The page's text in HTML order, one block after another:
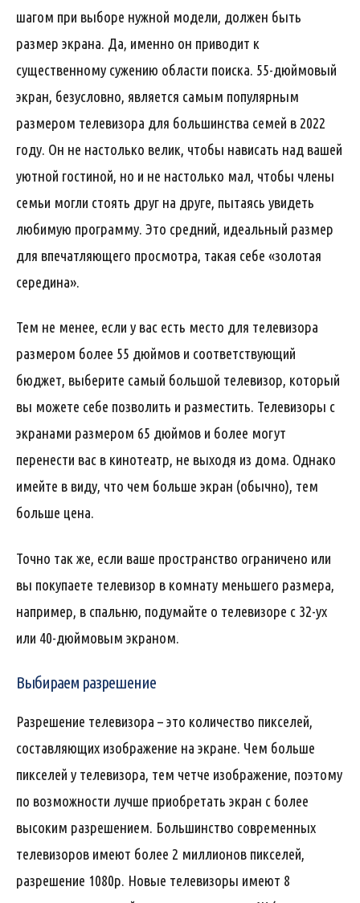
шагом при выборе нужной модели, должен быть
размер экрана. Да, именно он приводит к
существенному сужению области поиска. 55-дюймовый
экран, безусловно, является самым популярным
размером телевизора для большинства семей в 2022
году. Он не настолько велик, чтобы нависать над вашей
уютной гостиной, но и не настолько мал, чтобы члены
семьи могли стоять друг на друге, пытаясь увидеть
любимую программу. Это средний, идеальный размер
для впечатляющего просмотра, такая себе «золотая
середина».
Тем не менее, если у вас есть место для телевизора
размером более 55 дюймов и соответствующий
бюджет, выберите самый большой телевизор, который
вы можете себе позволить и разместить. Телевизоры с
экранами размером 65 дюймов и более могут
перенести вас в кинотеатр, не выходя из дома. Однако
имейте в виду, что чем больше экран (обычно), тем
больше цена.
Точно так же, если ваше пространство ограничено или
вы покупаете телевизор в комнату меньшего размера,
например, в спальню, подумайте о телевизоре с 32-ух
или 40-дюймовым экраном.
Выбираем разрешение
Разрешение телевизора – это количество пикселей,
составляющих изображение на экране. Чем больше
пикселей у телевизора, тем четче изображение, поэтому
по возможности лучше приобретать экран с более
высоким разрешением. Большинство современных
телевизоров имеют более 2 миллионов пикселей,
разрешение 1080p. Новые телевизоры имеют 8